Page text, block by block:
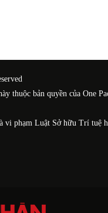
thuộc bản quyền của One
vi phạm Luật Sở hữu Trí tuệ